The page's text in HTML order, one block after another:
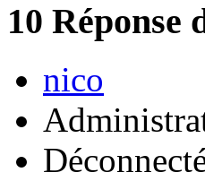
10 Réponse
nico